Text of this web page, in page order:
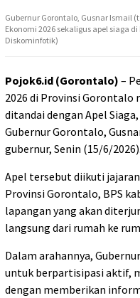
Gubernur Gorontalo, Gusnar Ismail
Ekonomi 2026 sekaligus apel siaga
Diskominfotik)
Pojok6.id (Gorontalo) –
2026 di Provinsi Gorontalo
ditandai dengan Apel
Gubernur Gorontalo,
gubernur, Senin (15/6/2026).
Apel tersebut diikuti
Provinsi Gorontalo, BPS
lapangan yang akan
langsung dari rumah ke
Dalam arahannya,
untuk berpartisipasi aktif,
dengan memberikan